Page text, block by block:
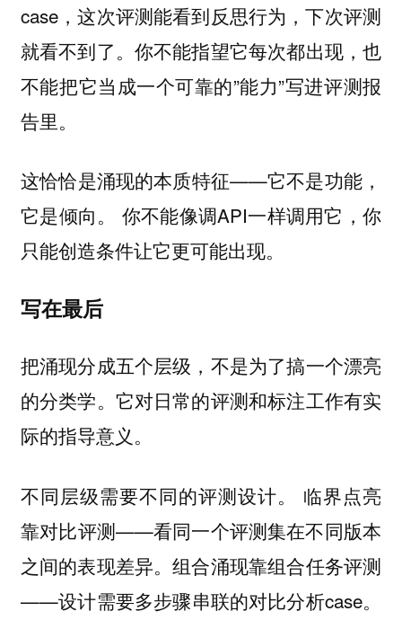
case，这次评测能看到反思行为，下次评测
就看不到了。你不能指望它每次都出现，也
不能把它当成一个可靠的”能力”写进评测报
告里。
这恰恰是涌现的本质特征——它不是功能，
它是倾向。 你不能像调API一样调用它，你
只能创造条件让它更可能出现。
写在最后
把涌现分成五个层级，不是为了搞一个漂亮
的分类学。它对日常的评测和标注工作有实
际的指导意义。
不同层级需要不同的评测设计。 临界点亮
靠对比评测——看同一个评测集在不同版本
之间的表现差异。组合涌现靠组合任务评测
——设计需要多步骤串联的对比分析case。